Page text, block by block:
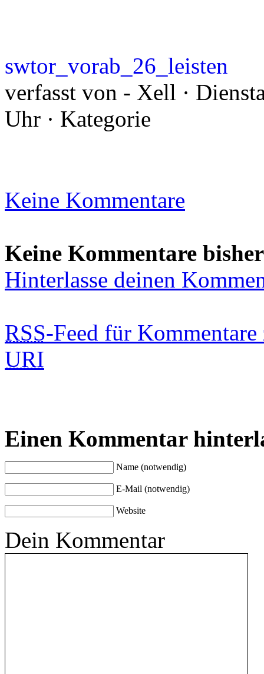
swtor_vorab_26_leisten
verfasst von - Xell ·
Uhr · Kategorie
Keine Kommentare
Keine Kommentare bisher
Hinterlasse deinen
RSS-Feed für
URI
Einen Kommentar
Name (notwendig)
E-Mail (notwendig)
Website
Dein Kommentar